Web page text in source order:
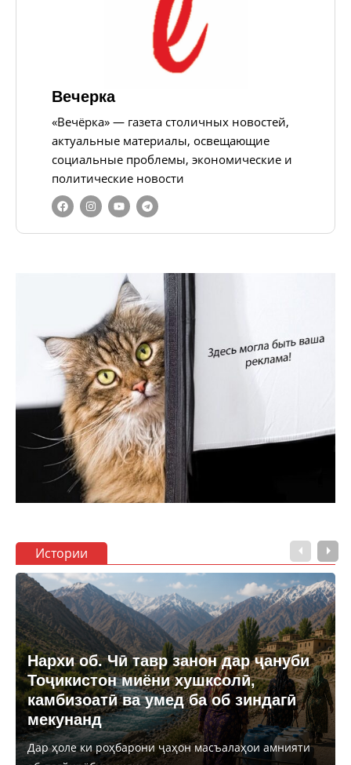
Вечерка
«Вечёрка» — газета столичных новостей,
актуальные материалы, освещающие
социальные проблемы, экономические и
политические новости
Истории
Нархи об. Чӣ тавр занон дар ҷануби
Тоҷикистон миёни хушксолӣ,
камбизоатӣ ва умед ба об зиндагӣ
мекунанд
Дар ҳоле ки роҳбарони ҷаҳон масъалаҳои амнияти